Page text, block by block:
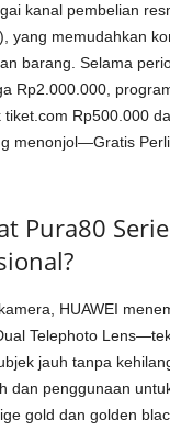
kanal pembelian
yang memudahkan
barang. Selama
Rp2.000.000,
Rp500.000
menonjol—Gratis
Pura80
HUAWEI
Telephoto
jauh tanpa
dan penggunaan
gold dan golden